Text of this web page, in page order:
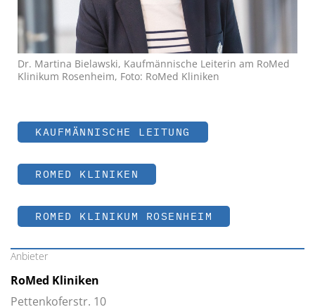
Dr. Martina Bielawski, Kaufmännische Leiterin am RoMed
Klinikum Rosenheim, Foto: RoMed Kliniken
KAUFMÄNNISCHE LEITUNG
ROMED KLINIKEN
ROMED KLINIKUM ROSENHEIM
Anbieter
RoMed Kliniken
Pettenkoferstr. 10